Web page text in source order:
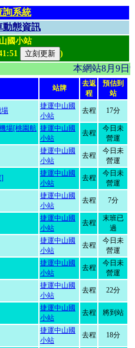
詢系統
動態資訊
國小站
)
本網站8月9
站牌
去返
程
預估到
站
捷運中山國
小站
去程 17分
場[桃園航 捷運中山國
小站
去程
今日未
營運
捷運中山國
小站
去程
今日未
營運
捷運中山國
小站
去程
今日未
營運
捷運中山國
小站
去程 7分
捷運中山國
小站
去程
末班已
過
捷運中山國
小站
去程
今日未
營運
捷運中山國
小站
去程
今日未
營運
捷運中山國
小站
去程 22分
捷運中山國
小站
去程 將到站
捷運中山國
小站
去程 18分